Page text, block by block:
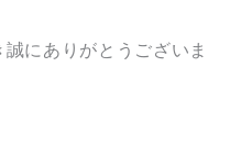
にありがとうございま